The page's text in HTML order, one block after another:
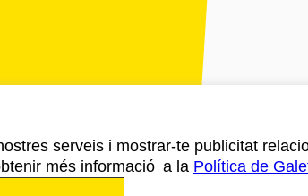
serveis i mostrar-te publicitat
més informació a la Política de